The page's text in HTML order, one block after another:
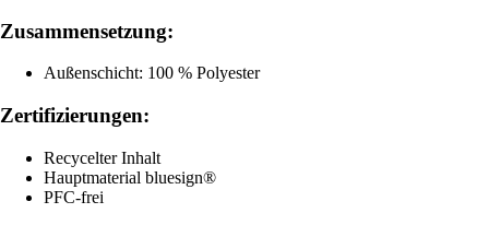
Zusammensetzung:
Außenschicht: 100 % Polyester
Zertifizierungen:
Recycelter Inhalt
Hauptmaterial bluesign®
PFC-frei